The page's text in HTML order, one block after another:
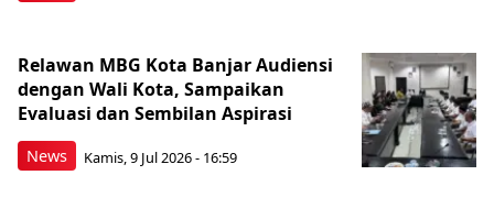
News
Relawan MBG Kota Banjar Audiensi
dengan Wali Kota, Sampaikan
Evaluasi dan Sembilan Aspirasi
Kamis, 9 Jul 2026 - 16:59